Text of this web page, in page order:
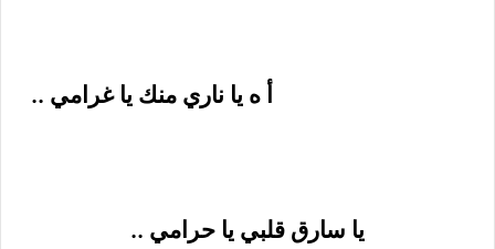
أ ه يا ناري منك يا غرامي ..
يا سارق قلبي يا حرامي ..